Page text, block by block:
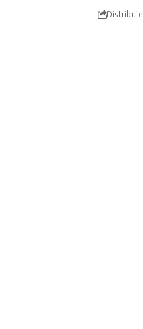
Distribuie